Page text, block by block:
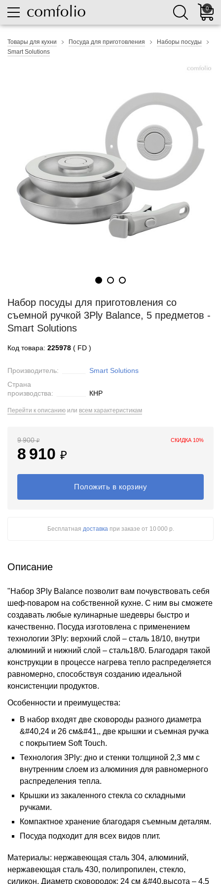
0
Товары для кухни Посуда для приготовления
Наборы посуды
Smart Solutions
Набор посуды для приготовления со
съемной ручкой 3Ply Balance, 5 предметов -
Smart Solutions
Код товара: 225978 ( FD )
Производитель:
Smart Solutions
Страна
производства:
КНР
Перейти к описанию или всем характеристикам
СКИДКА 10%
9 900₽
8 910 ₽
Положить в корзину
Бесплатная доставкапри заказе от 10 000 р.
Описание
"Набор 3Ply Balance позволит вам почувствовать себя
шеф-поваром на собственной кухне. С ним вы сможете
создавать любые кулинарные шедевры быстро и
качественно. Посуда изготовлена с применением
технологии 3Ply: верхний слой – сталь 18/10, внутри
алюминий и нижний слой – сталь18/0. Благодаря такой
конструкции в процессе нагрева тепло распределяется
равномерно, способствуя созданию идеальной
консистенции продуктов.
Особенности и преимущества:
В набор входят две сковороды разного диаметра
&#40,24 и 26 см&#41,, две крышки и съемная ручка
с покрытием Soft Touch.
Технология 3Ply: дно и стенки толщиной 2,3 мм с
внутренним слоем из алюминия для равномерного
распределения тепла.
Крышки из закаленного стекла со складными
ручками.
Компактное хранение благодаря съемным деталям.
Посуда подходит для всех видов плит.
Материалы: нержавеющая сталь 304, алюминий,
нержавеющая сталь 430, полипропилен, стекло,
силикон. Диаметр сковородок: 24 см &#40,высота – 4,5